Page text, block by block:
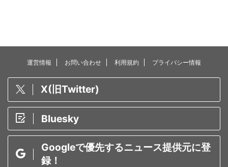
運営情報 お問い合わせ 利用規約 プライバシー情報
X(旧Twitter)
Bluesky
Googleで優先するニュース提供元に登
録！